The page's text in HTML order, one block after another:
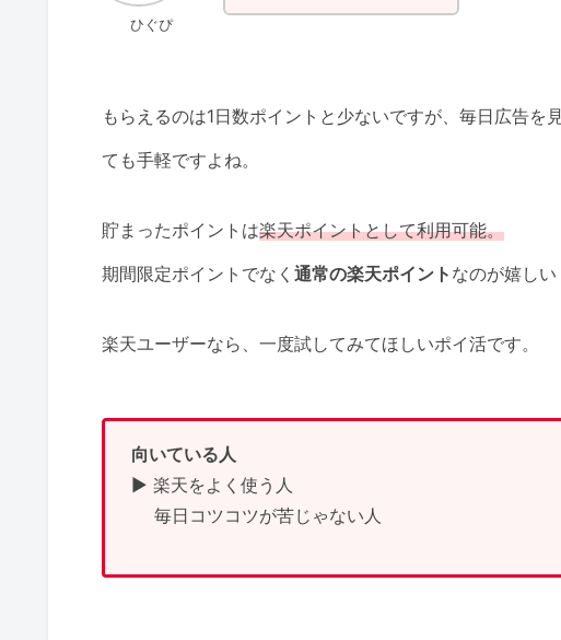
ひぐぴ
もらえるのは1日数ポイントと少ないですが、毎日広告を
ても手軽ですよね。
貯まったポイントは楽天ポイントとして利用可能。
期間限定ポイントでなく 通常の楽天ポイント なのが嬉しい
楽天ユーザーなら、一度試してみてほしいポイ活です。
向いている人
▶ 楽天をよく使う人
毎日コツコツが苦じゃない人